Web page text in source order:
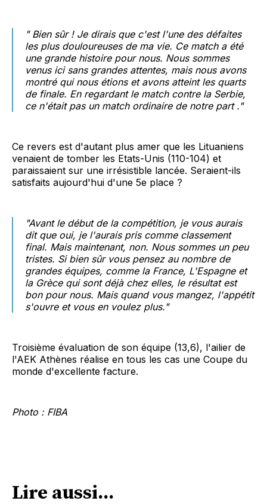
" Bien sûr ! Je dirais que c'est l'une des défaites
les plus douloureuses de ma vie. Ce match a été
une grande histoire pour nous. Nous sommes
venus ici sans grandes attentes, mais nous avons
montré qui nous étions et avons atteint les quarts
de finale. En regardant le match contre la Serbie,
ce n'était pas un match ordinaire de notre part."
Ce revers est d'autant plus amer que les Lituaniens
venaient de tomber les Etats-Unis (110-104) et
paraissaient sur une irrésistible lancée. Seraient-ils
satisfaits aujourd'hui d'une 5e place ?
"Avant le début de la compétition, je vous aurais
dit que oui, je l'aurais pris comme classement
final. Mais maintenant, non. Nous sommes un peu
tristes. Si bien sûr vous pensez au nombre de
grandes équipes, comme la France, L'Espagne et
la Grèce qui sont déjà chez elles, le résultat est
bon pour nous. Mais quand vous mangez, l'appétit
s'ouvre et vous en voulez plus."
Troisième évaluation de son équipe (13,6), l'ailier de
l'AEK Athènes réalise en tous les cas une Coupe du
monde d'excellente facture.
Photo : FIBA
Lire aussi...